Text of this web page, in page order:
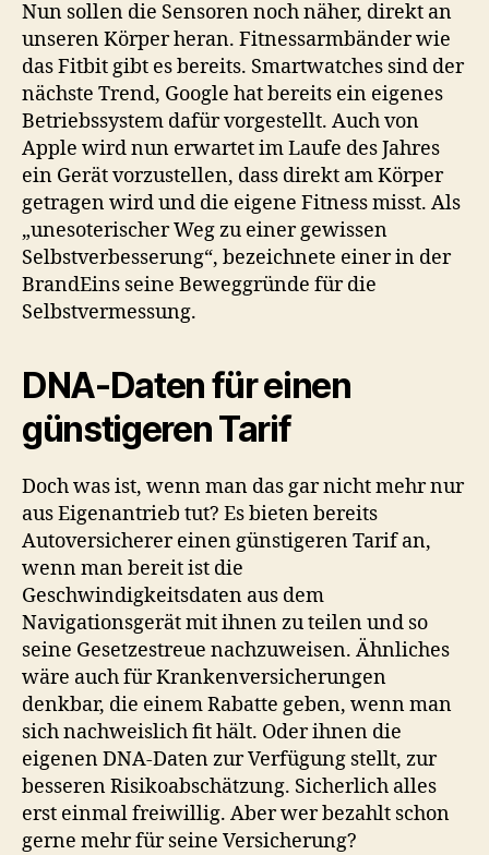
Nun sollen die Sensoren noch näher, direkt an
unseren Körper heran. Fitnessarmbänder wie
das Fitbit gibt es bereits. Smartwatches sind der
nächste Trend, Google hat bereits ein eigenes
Betriebssystem dafür vorgestellt. Auch von
Apple wird nun erwartet im Laufe des Jahres
ein Gerät vorzustellen, dass direkt am Körper
getragen wird und die eigene Fitness misst. Als
„unesoterischer Weg zu einer gewissen
Selbstverbesserung“, bezeichnete einer in der
BrandEins seine Beweggründe für die
Selbstvermessung.
DNA-Daten für einen
günstigeren Tarif
Doch was ist, wenn man das gar nicht mehr nur
aus Eigenantrieb tut? Es bieten bereits
Autoversicherer einen günstigeren Tarif an,
wenn man bereit ist die
Geschwindigkeitsdaten aus dem
Navigationsgerät mit ihnen zu teilen und so
seine Gesetzestreue nachzuweisen. Ähnliches
wäre auch für Krankenversicherungen
denkbar, die einem Rabatte geben, wenn man
sich nachweislich fit hält. Oder ihnen die
eigenen DNA-Daten zur Verfügung stellt, zur
besseren Risikoabschätzung. Sicherlich alles
erst einmal freiwillig. Aber wer bezahlt schon
gerne mehr für seine Versicherung?